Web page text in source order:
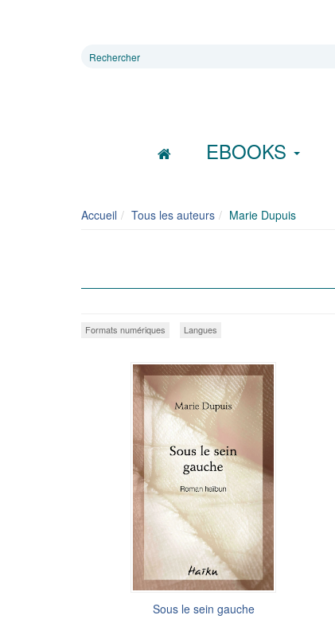
Rechercher
EBOOKS
Accueil Tous les auteurs Marie Dupuis
Formats numériques Langues
Sous le sein gauche